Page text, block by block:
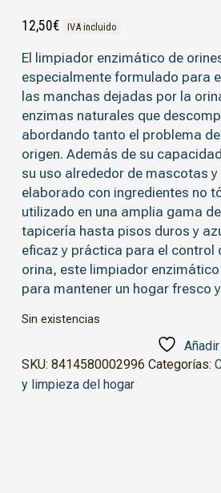
12,50€ IVA incluido
El limpiador enzimático de
especialmente formulado para
las manchas dejadas por la
enzimas naturales que
abordando tanto el problema
origen. Además de su
su uso alrededor de mascotas
elaborado con ingredientes no
utilizado en una amplia gama
tapicería hasta pisos duros y
eficaz y práctica para el control
orina, este limpiador
para mantener un hogar fresco
Sin existencias
SKU:8414580002996 Categorías:
y limpieza del hogar